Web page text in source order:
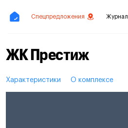
Спецпредложения Журнал
ЖК Престиж
Характеристики О комплексе